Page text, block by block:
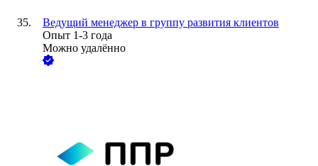
Ведущий менеджер в группу развития клиентов
Опыт 1-3 года
Можно удалённо